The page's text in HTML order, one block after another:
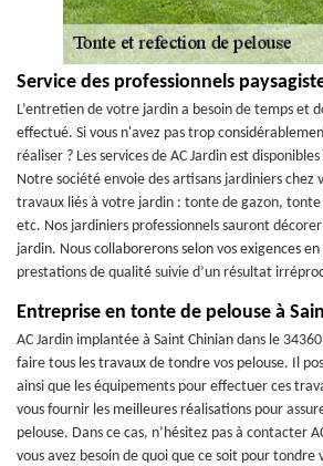
Service des professionnels
L’entretien de votre jardin a besoin de temps et
effectué. Si vous n'avez pas trop
réaliser ? Les services de AC Jardin est
Notre société envoie des artisans jardiniers chez
travaux liés à votre jardin : tonte de gazon, tonte
etc. Nos jardiniers professionnels sauront
jardin. Nous collaborerons selon vos exigences
prestations de qualité suivie d’un résultat
Entreprise en tonte de pelouse à
AC Jardin implantée à Saint Chinian dans le
faire tous les travaux de tondre vos pelouse. Il
ainsi que les équipements pour effectuer ces
vous fournir les meilleures réalisations pour
pelouse. Dans ce cas, n’hésitez pas à contacter
vous avez besoin de quoi que ce soit pour tondre